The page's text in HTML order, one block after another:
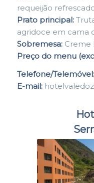
requeijão
Prato principal:
agridoce em cama
Sobremesa:Creme
Preço do menu
Telefone/Telemóvel:
E-mail: